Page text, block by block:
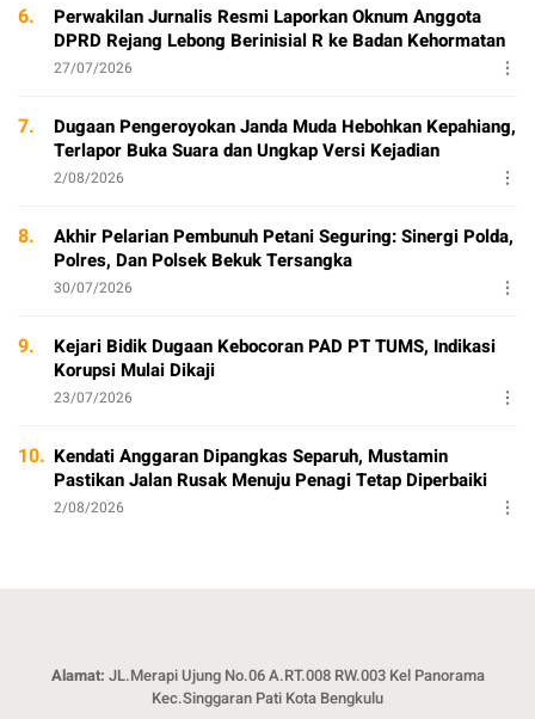
6.
Perwakilan Jurnalis Resmi Laporkan Oknum Anggota
DPRD Rejang Lebong Berinisial R ke Badan Kehormatan
27/07/2026
7.
Dugaan Pengeroyokan Janda Muda Hebohkan Kepahiang,
Terlapor Buka Suara dan Ungkap Versi Kejadian
2/08/2026
8.
Akhir Pelarian Pembunuh Petani Seguring: Sinergi Polda,
Polres, Dan Polsek Bekuk Tersangka
30/07/2026
9.
Kejari Bidik Dugaan Kebocoran PAD PT TUMS, Indikasi
Korupsi Mulai Dikaji
23/07/2026
10. Kendati Anggaran Dipangkas Separuh, Mustamin
Pastikan Jalan Rusak Menuju Penagi Tetap Diperbaiki
2/08/2026
Alamat: JL.Merapi Ujung No.06 A.RT.008 RW.003 Kel Panorama
Kec.Singgaran Pati Kota Bengkulu